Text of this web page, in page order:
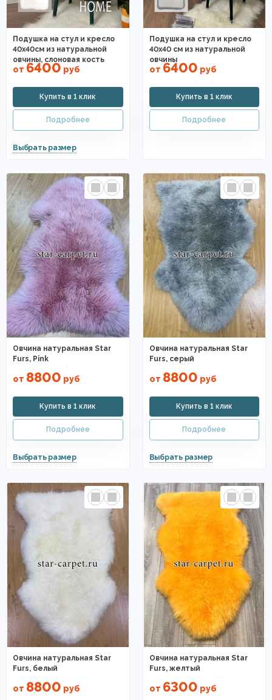
Подушка на стул и кресло
40х40см из натуральной
овчины, слоновая кость
от 6400 руб
Подушка на стул и кресло
40х40 см из натуральной
овчины
от 6400 руб
Овчина натуральная Star
Furs, Pink
от 8800 руб
Овчина натуральная Star
Furs, серый
от 8800 руб
Овчина натуральная Star
Furs, белый
от 8800 руб
Овчина натуральная Star
Furs, желтый
от 6300 руб